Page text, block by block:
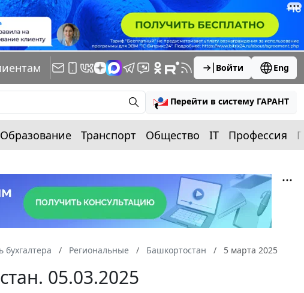
Войти Eng
Перейти в систему ГАРАНТ
Образование Транспорт Общество IT Профессия
бухгалтера Региональные Башкортостан 5 марта 2025
05.03.2025